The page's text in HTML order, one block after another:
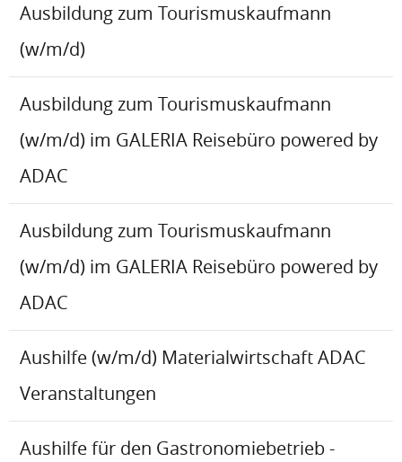
Ausbildung zum Tourismuskaufmann
(w/m/d)
Ausbildung zum Tourismuskaufmann
(w/m/d) im GALERIA Reisebüro powered by
ADAC
Ausbildung zum Tourismuskaufmann
(w/m/d) im GALERIA Reisebüro powered by
ADAC
Aushilfe (w/m/d) Materialwirtschaft ADAC
Veranstaltungen
Aushilfe für den Gastronomiebetrieb -